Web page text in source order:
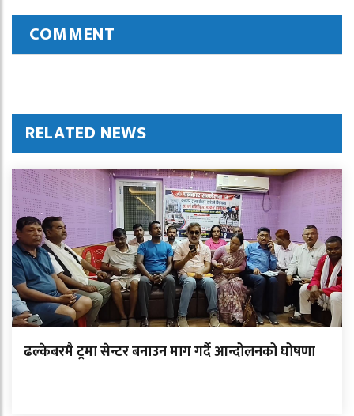
COMMENT
RELATED NEWS
ढल्केबरमै ट्रमा सेन्टर बनाउन माग गर्दै आन्दोलनको घोषणा